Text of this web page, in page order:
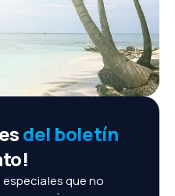
del boletín
que no